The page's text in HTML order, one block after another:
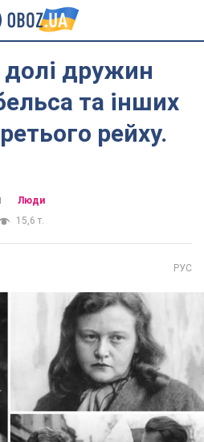
дружин
та інших
рейху.
Люди
15,6 т.
РУС